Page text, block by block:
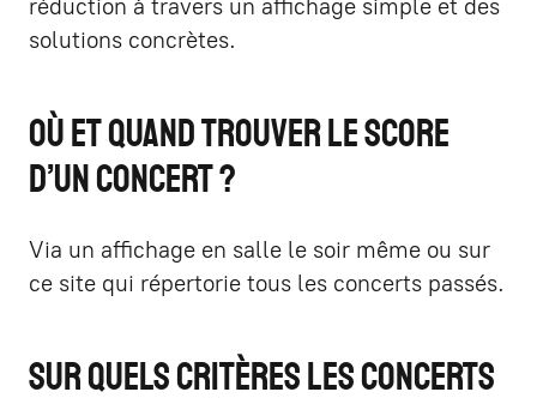
réduction à travers un affichage simple et des
solutions concrètes.
Où et quand trouver le score
d’un concert ?
Via un affichage en salle le soir même ou sur
ce site qui répertorie tous les concerts passés.
Sur quels critères les concerts